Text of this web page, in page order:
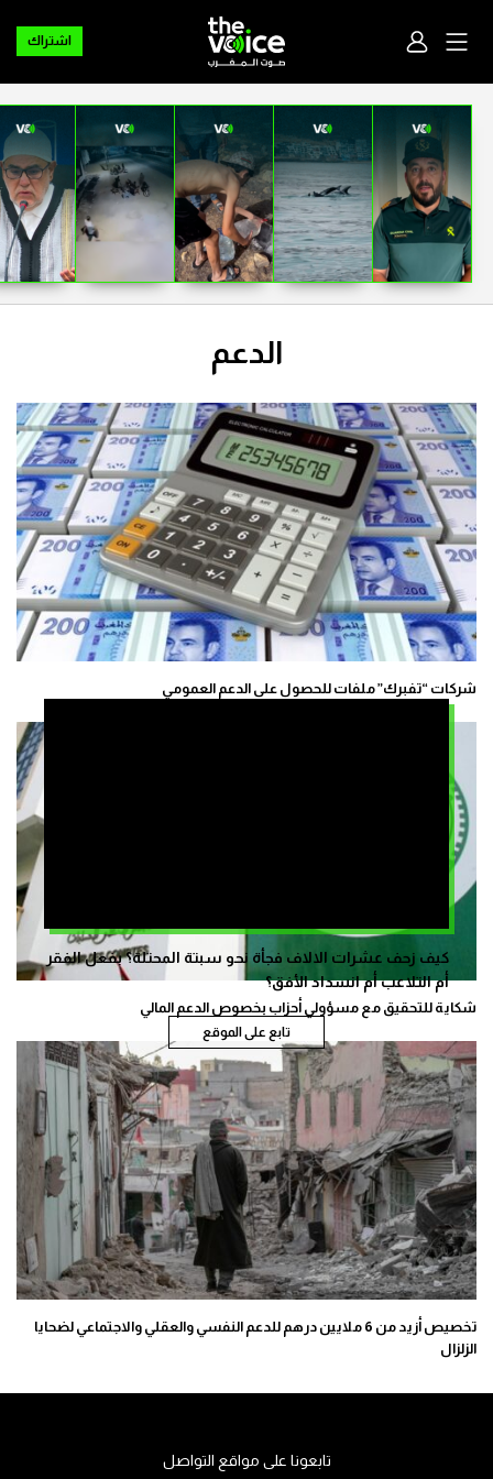
اشتراك
كيف زحف عشرات الالاف فجأة نحو سبتة المحتلة؟ بفعل الفقر
أم التلاعب أم انسداد الأفق؟
تابع على الموقع
الدعم
شركات “تفبرك” ملفات للحصول على الدعم العمومي
شكاية للتحقيق مع مسؤولي أحزاب بخصوص الدعم المالي
تخصيص أزيد من 6 ملايين درهم للدعم النفسي والعقلي والاجتماعي لضحايا
الزلزال
تابعونا على مواقع التواصل